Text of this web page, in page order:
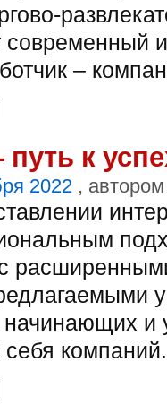
современный и
–
к
2022 , автором
и
компаний.